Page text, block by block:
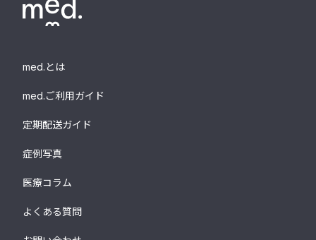
med.とは
med.ご利用ガイド
定期配送ガイド
症例写真
医療コラム
よくある質問